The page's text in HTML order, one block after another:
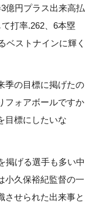
億円プラス出来高払
打率.262、6本塁
ベストナインに輝く
季の目標に掲げたの
フォアボールですか
目標にしたいな
掲げる選手も多い中
小久保裕紀監督の一
させられた出来事と